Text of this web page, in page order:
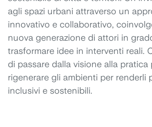
agli spazi urbani attraverso un
innovativo e collaborativo,
nuova generazione di attori in
trasformare idee in interventi reali.
di passare dalla visione alla pratica
rigenerare gli ambienti per renderli
inclusivi e sostenibili.